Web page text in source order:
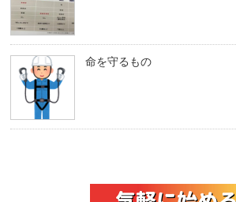
命を守るもの